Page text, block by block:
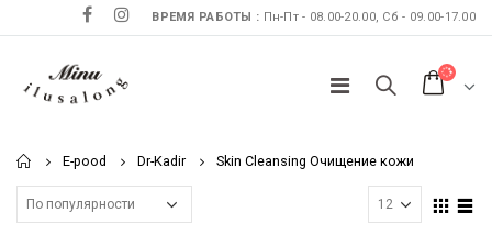
ВРЕМЯ РАБОТЫ : Пн-Пт - 08.00-20.00, Сб - 09.00-17.00
Home
E-pood Dr-Kadir Skin Cleansing Очищение кожи